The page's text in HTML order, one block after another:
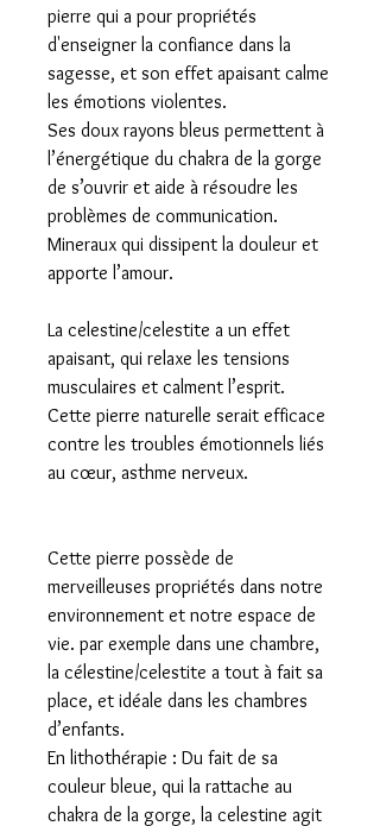
pierre qui a pour propriétés
d'enseigner la confiance dans la
sagesse, et son effet apaisant calme
les émotions violentes.
Ses doux rayons bleus permettent à
l’énergétique du chakra de la gorge
de s’ouvrir et aide à résoudre les
problèmes de communication.
Mineraux qui dissipent la douleur et
apporte l’amour.
La celestine/celestite a un effet
apaisant, qui relaxe les tensions
musculaires et calment l’esprit.
Cette pierre naturelle serait efficace
contre les troubles émotionnels liés
au cœur, asthme nerveux.
Cette pierre possède de
merveilleuses propriétés dans notre
environnement et notre espace de
vie. par exemple dans une chambre,
la célestine/celestite a tout à fait sa
place, et idéale dans les chambres
d’enfants.
En lithothérapie : Du fait de sa
couleur bleue, qui la rattache au
chakra de la gorge, la celestine agit